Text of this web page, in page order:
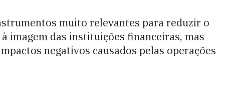
muito relevantes para reduzir o
imagem das instituições financeiras, mas
negativos causados pelas operações